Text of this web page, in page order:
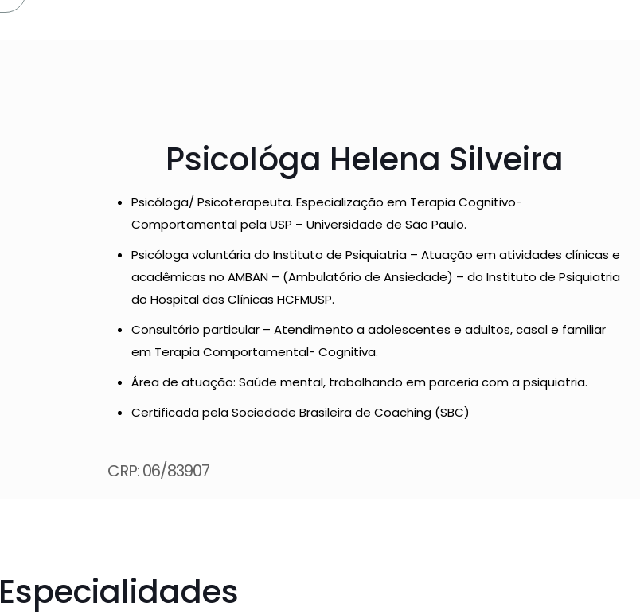
Psicológa Helena Silveira
Psicóloga/ Psicoterapeuta. Especialização em Terapia Cognitivo-
Comportamental pela USP – Universidade de São Paulo.
Psicóloga voluntária do Instituto de Psiquiatria – Atuação em atividades clínicas e
acadêmicas no AMBAN – (Ambulatório de Ansiedade) – do Instituto de Psiquiatria
do Hospital das Clínicas HCFMUSP.
Consultório particular – Atendimento a adolescentes e adultos, casal e familiar
em Terapia Comportamental- Cognitiva.
Área de atuação: Saúde mental, trabalhando em parceria com a psiquiatria.
Certificada pela Sociedade Brasileira de Coaching (SBC)
CRP: 06/83907
Especialidades